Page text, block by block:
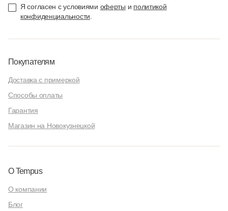
Я согласен с условиями оферты и политикой
конфиденциальности.
Покупателям
Доставка с примеркой
Способы оплаты
Гарантия
Магазин на Новокузнецкой
О Tempus
О компании
Блог